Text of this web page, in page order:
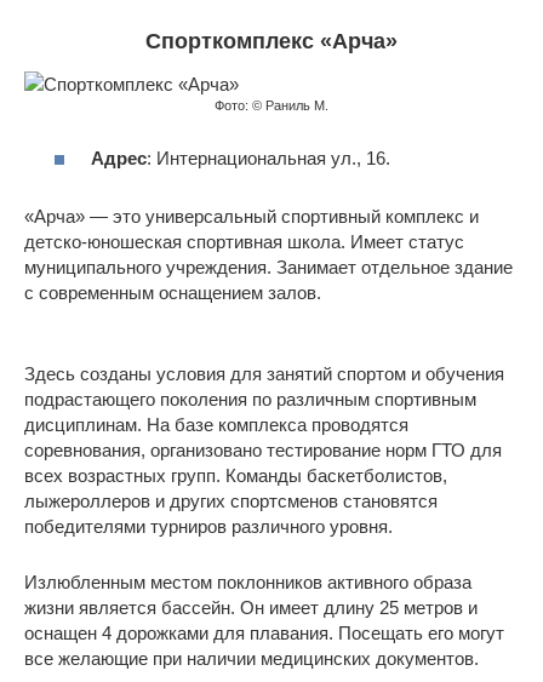
Спорткомплекс «Арча»
Фото: © Раниль М.
Адрес: Интернациональная ул., 16.
«Арча» — это универсальный спортивный комплекс и
детско-юношеская спортивная школа. Имеет статус
муниципального учреждения. Занимает отдельное здание
с современным оснащением залов.
Здесь созданы условия для занятий спортом и обучения
подрастающего поколения по различным спортивным
дисциплинам. На базе комплекса проводятся
соревнования, организовано тестирование норм ГТО для
всех возрастных групп. Команды баскетболистов,
лыжероллеров и других спортсменов становятся
победителями турниров различного уровня.
Излюбленным местом поклонников активного образа
жизни является бассейн. Он имеет длину 25 метров и
оснащен 4 дорожками для плавания. Посещать его могут
все желающие при наличии медицинских документов.